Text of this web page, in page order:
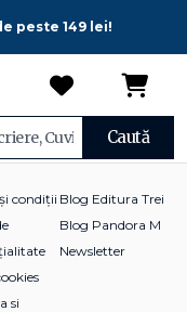
peste 149 lei!
Caută
condiții
si
Blog Editura Trei
Blog Pandora M
Newsletter